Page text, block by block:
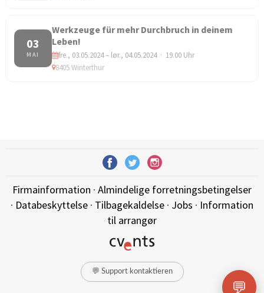
03
MAI
Werkzeuge für mehr Durchbruch in deinem
Leben!
fre., 03.05.2024 – lør., 04.05.2024 · 19.00 Uhr
8405 Winterthur
Firmainformation · Almindelige forretningsbetingelser
· Databeskyttelse · Tilbagekaldelse · Jobs · Information
til arrangør
💬 Support kontaktieren
💬